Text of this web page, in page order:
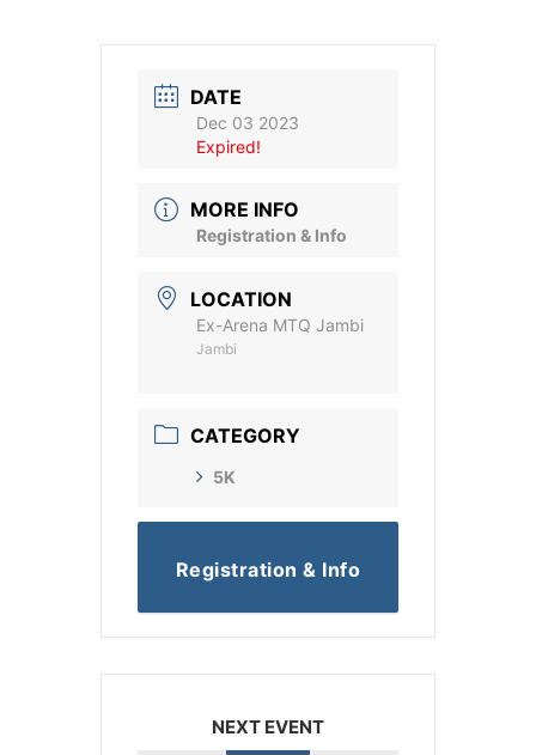
DATE
Dec 03 2023
Expired!
MORE INFO
Registration & Info
LOCATION
Ex-Arena MTQ Jambi
Jambi
CATEGORY
5K
Registration & Info
NEXT EVENT